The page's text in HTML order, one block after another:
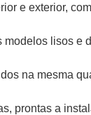
e exterior,
modelos lisos e
na mesma
prontas a